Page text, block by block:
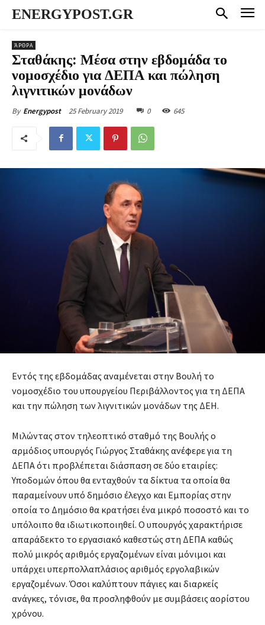
ENERGYPOST.GR
ΆΡΘΡΑ
Σταθάκης: Μέσα στην εβδομάδα το
νομοσχέδιο για ΔΕΠΑ και πώληση
λιγνιτικών μονάδων
By Energypost 25 February 2019 0 645
Εντός της εβδομάδας αναμένεται στην Βουλή το
νομοσχέδιο του υπουργείου Περιβάλλοντος για τη ΔΕΠΑ
και την πώληση των λιγνιτικών μονάδων της ΔΕΗ.
Μιλώντας στον τηλεοπτικό σταθμό της Βουλής ο
αρμόδιος υπουργός Γιώργος Σταθάκης ανέφερε για τη
ΔΕΠΑ ότι προβλέπεται διάσπαση σε δύο εταιρίες:
Υποδομών όπου θα ενταχθούν τα δίκτυα τα οποία θα
παραμείνουν υπό δημόσιο έλεγχο και Εμπορίας στην
οποία το Δημόσιο θα κρατήσει ένα μικρό ποσοστό και το
υπόλοιπο θα ιδιωτικοποιηθεί. Ο υπουργός χαρακτήρισε
απαράδεκτο το εργασιακό καθεστώς στη ΔΕΠΑ καθώς
πολύ μικρός αριθμός εργαζομένων είναι μόνιμοι και
υπάρχει υπερπολλαπλάσιος αριθμός εργολαβικών
εργαζομένων. Όσοι καλύπτουν πάγιες και διαρκείς
ανάγκες, τόνισε, θα προσληφθούν με συμβάσεις αορίστου
χρόνου.